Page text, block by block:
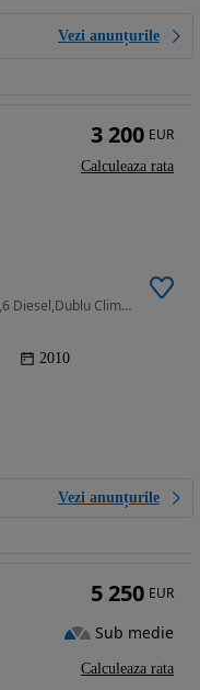
Vezi anunțurile
1560 cm3 • 92 CP • Peugeot 308,AN 2010,1,6 Diesel,Dublu Climatronic,Pilot
2010
Vezi anunțurile
3 200 EUR
Calculeaza rata
5 250 EUR
Sub medie
Calculeaza rata